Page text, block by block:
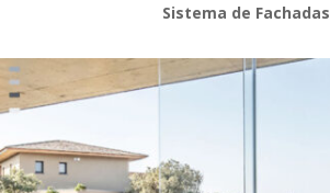
Sistema de Fachadas